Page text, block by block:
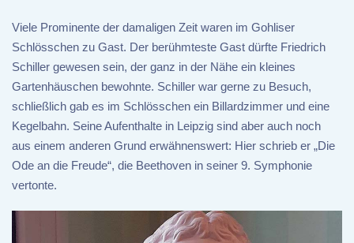
Viele Prominente der damaligen Zeit waren im Gohliser
Schlösschen zu Gast. Der berühmteste Gast dürfte Friedrich
Schiller gewesen sein, der ganz in der Nähe ein kleines
Gartenhäuschen bewohnte. Schiller war gerne zu Besuch,
schließlich gab es im Schlösschen ein Billardzimmer und eine
Kegelbahn. Seine Aufenthalte in Leipzig sind aber auch noch
aus einem anderen Grund erwähnenswert: Hier schrieb er „Die
Ode an die Freude“, die Beethoven in seiner 9. Symphonie
vertonte.